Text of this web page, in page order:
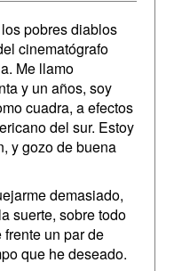
pobres diablos
cinematógrafo
Me llamo
y un años, soy
cuadra, a efectos
del sur. Estoy
y gozo de buena
demasiado,
suerte, sobre todo
un par de
que he deseado.